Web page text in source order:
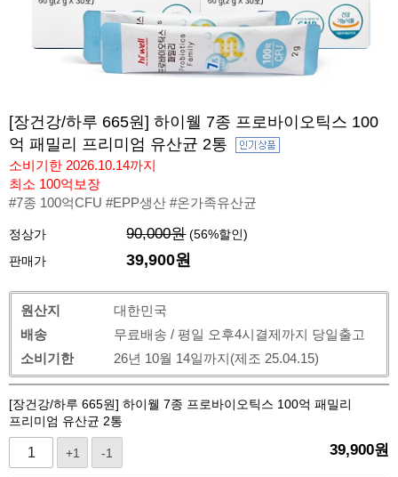
[장건강/하루 665원] 하이웰 7종 프로바이오틱스 100
억 패밀리 프리미엄 유산균 2통
소비기한 2026.10.14까지
최소 100억보장
#7종 100억CFU #EPP생산 #온가족유산균
정상가 90,000원 (56%할인)
판매가
39,900원
원산지
대한민국
배송
무료배송 / 평일 오후4시결제까지 당일출고
소비기한
26년 10월 14일까지(제조 25.04.15)
[장건강/하루 665원] 하이웰 7종 프로바이오틱스 100억 패밀리
프리미엄 유산균 2통
+1 -1 39,900원